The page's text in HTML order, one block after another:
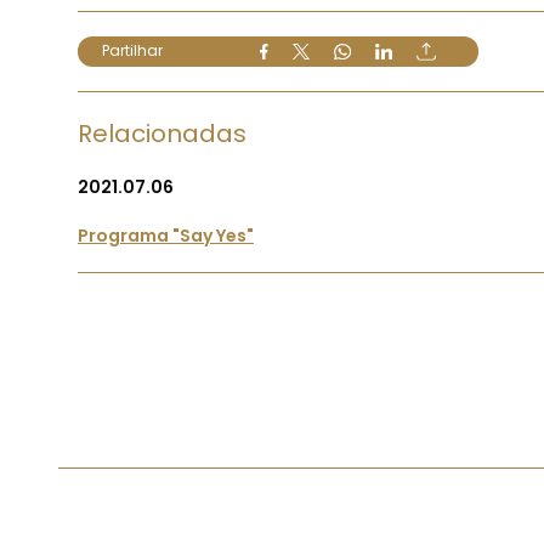
Partilhar
Relacionadas
2021.07.06
Programa "Say Yes"